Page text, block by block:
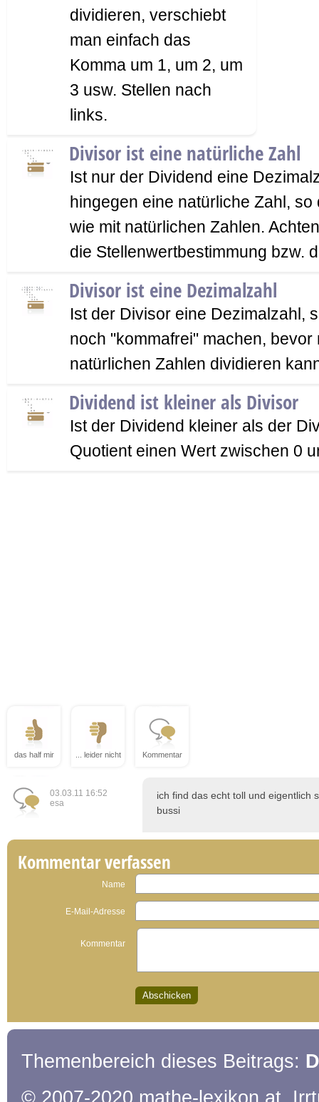
dividieren, verschiebt
man einfach das
Komma um 1, um 2, um
3 usw. Stellen nach
links.
Divisor ist eine natürliche Zahl
Ist nur der Dividend eine
hingegen eine natürliche Zahl,
wie mit natürlichen Zahlen.
die Stellenwertbestimmung bzw.
Divisor ist eine Dezimalzahl
Ist der Divisor eine Dezimalzahl,
noch "kommafrei" machen, bevor
natürlichen Zahlen dividieren
Dividend ist kleiner als Divisor
Ist der Dividend kleiner als der
Quotient einen Wert zwischen 0
das half mir ... leider nicht Kommentar
03.03.11 16:52
esa
ich find das echt toll und eigentlich
bussi
Kommentar verfassen
Name
E-Mail-Adresse
Kommentar
Themenbereich dieses Beitrags:
© 2007-2020 mathe-lexikon.at.